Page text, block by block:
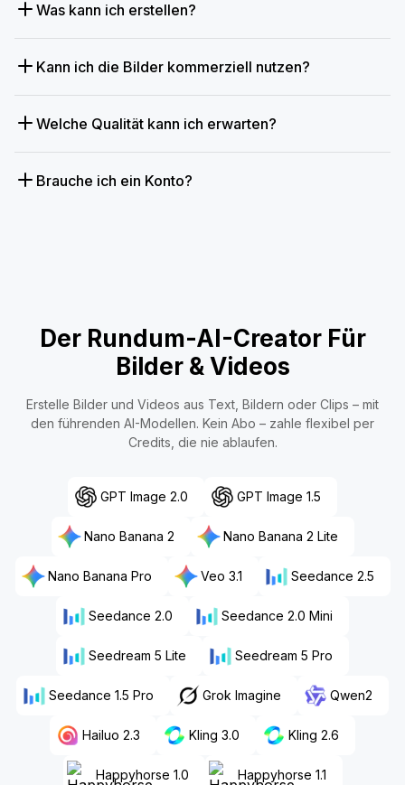
Was kann ich erstellen?
Kann ich die Bilder kommerziell nutzen?
Welche Qualität kann ich erwarten?
Brauche ich ein Konto?
Der Rundum-AI-Creator Für
Bilder & Videos
Erstelle Bilder und Videos aus Text, Bildern oder Clips – mit
den führenden AI-Modellen. Kein Abo – zahle flexibel per
Credits, die nie ablaufen.
GPT Image 2.0 GPT Image 1.5
Nano Banana 2 Nano Banana 2 Lite
Nano Banana Pro Veo 3.1 Seedance 2.5
Seedance 2.0 Seedance 2.0 Mini
Seedream 5 Lite Seedream 5 Pro
Seedance 1.5 Pro Grok Imagine Qwen2
Hailuo 2.3 Kling 3.0 Kling 2.6
Happyhorse 1.0 Happyhorse 1.1